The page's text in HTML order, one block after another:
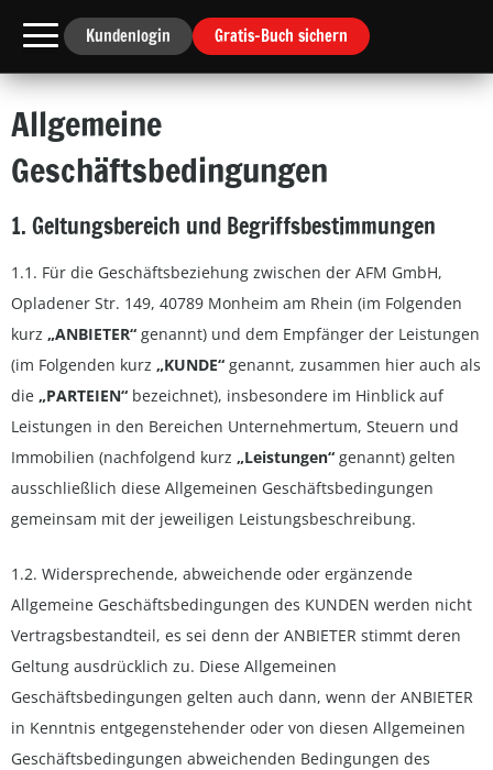
Kundenlogin Gratis-Buch sichern
Allgemeine
Geschäftsbedingungen
1. Geltungsbereich und Begriffsbestimmungen
1.1. Für die Geschäftsbeziehung zwischen der AFM GmbH,
Opladener Str. 149, 40789 Monheim am Rhein (im Folgenden
kurz „ANBIETER“ genannt) und dem Empfänger der Leistungen
(im Folgenden kurz „KUNDE“ genannt, zusammen hier auch als
die „PARTEIEN“ bezeichnet), insbesondere im Hinblick auf
Leistungen in den Bereichen Unternehmertum, Steuern und
Immobilien (nachfolgend kurz „Leistungen“ genannt) gelten
ausschließlich diese Allgemeinen Geschäftsbedingungen
gemeinsam mit der jeweiligen Leistungsbeschreibung.
1.2. Widersprechende, abweichende oder ergänzende
Allgemeine Geschäftsbedingungen des KUNDEN werden nicht
Vertragsbestandteil, es sei denn der ANBIETER stimmt deren
Geltung ausdrücklich zu. Diese Allgemeinen
Geschäftsbedingungen gelten auch dann, wenn der ANBIETER
in Kenntnis entgegenstehender oder von diesen Allgemeinen
Geschäftsbedingungen abweichenden Bedingungen des